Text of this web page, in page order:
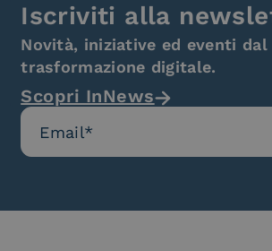
Iscriviti alla
Novità, iniziative ed eventi
trasformazione digitale.
Scopri InNews